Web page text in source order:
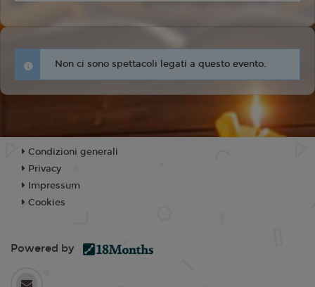
Non ci sono spettacoli legati a questo evento.
Condizioni generali
Privacy
Impressum
Cookies
Powered by